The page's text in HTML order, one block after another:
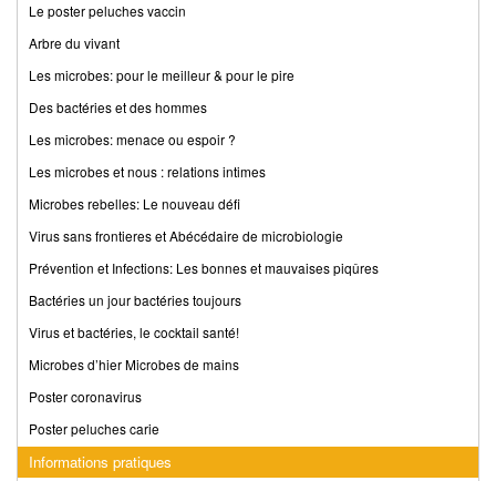
Le poster peluches vaccin
Arbre du vivant
Les microbes: pour le meilleur & pour le pire
Des bactéries et des hommes
Les microbes: menace ou espoir ?
Les microbes et nous : relations intimes
Microbes rebelles: Le nouveau défi
Virus sans frontieres et Abécédaire de microbiologie
Prévention et Infections: Les bonnes et mauvaises piqûres
Bactéries un jour bactéries toujours
Virus et bactéries, le cocktail santé!
Microbes d’hier Microbes de mains
Poster coronavirus
Poster peluches carie
Informations pratiques